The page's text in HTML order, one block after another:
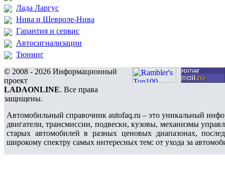
Лада Ларгус
Нива и Шевроле-Нива
Гарантия и сервис
Автосигнализации
Тюнинг
© 2008 - 2026 Информационный
проект
LADAONLINE. Все права
защищены.
Автомобильный справочник autofaq.ru – это уникальный
двигатели, трансмиссии, подвески, кузовы, механизмы
старых автомобилей в разных ценовых диапазонах,
широкому спектру самых интересных тем: от ухода за